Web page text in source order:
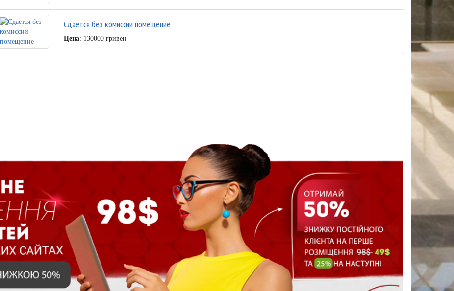
Сдается без комиссии помещение
Цена: 130000 гривен